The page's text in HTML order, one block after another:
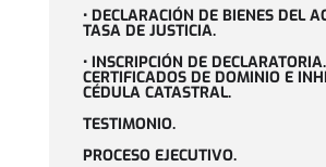
• DECLARACIÓN DE BIENES DEL
TASA DE JUSTICIA.
• INSCRIPCIÓN DE DECLARATORIA.
CERTIFICADOS DE DOMINIO E
CÉDULA CATASTRAL.
TESTIMONIO.
PROCESO EJECUTIVO.